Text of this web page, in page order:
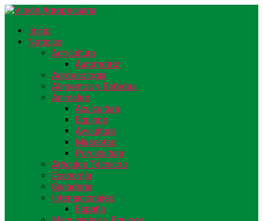
Inicio
Noticias
Agricultura
Automotriz
Agroecología
Alimentos y Bebidas
Animales
Acuicultura
Equinos
Avicultura
Mascotas
Porcicultura
Artículos Técnicos
Economía
Ganadería
Internacionales
España